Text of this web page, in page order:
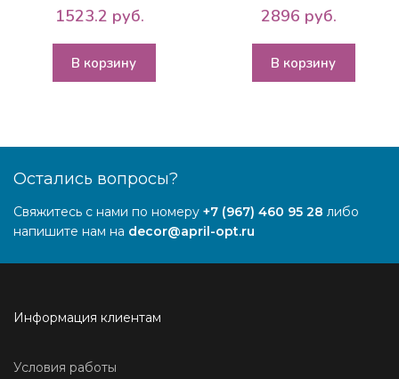
1523.2 руб.
В корзину
2896 руб.
В корзину
Остались вопросы?
Свяжитесь с нами по номеру +7 (967) 460 95 28 либо
напишите нам на decor@april-opt.ru
Информация клиентам
Условия работы